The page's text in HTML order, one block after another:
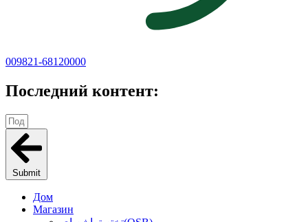
009821-68120000
Последний контент:
Submit
Дом
Магазин